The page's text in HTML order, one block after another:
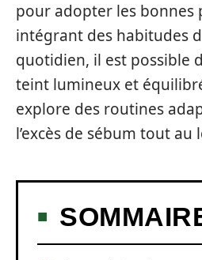
pour adopter les bonnes
intégrant des habitudes
quotidien, il est possible
teint lumineux et
explore des routines
l’excès de sébum tout au